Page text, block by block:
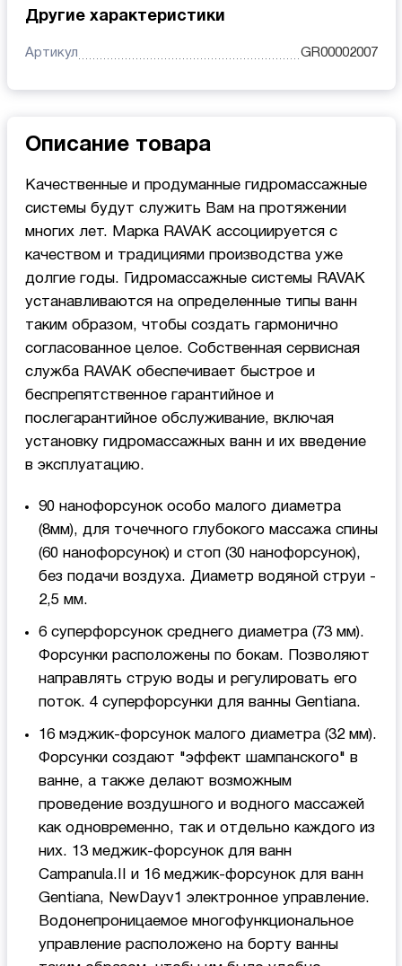
Другие характеристики
Артикул GR00002007
Описание товара
Качественные и продуманные гидромассажные
системы будут служить Вам на протяжении
многих лет. Марка RAVAK ассоциируется с
качеством и традициями производства уже
долгие годы. Гидромассажные системы RAVAK
устанавливаются на определенные типы ванн
таким образом, чтобы создать гармонично
согласованное целое. Собственная сервисная
служба RAVAK обеспечивает быстрое и
беспрепятственное гарантийное и
послегарантийное обслуживание, включая
установку гидромассажных ванн и их введение
в эксплуатацию.
90 нанофорсунок особо малого диаметра
(8мм), для точечного глубокого массажа спины
(60 нанофорсунок) и стоп (30 нанофорсунок),
без подачи воздуха. Диаметр водяной струи -
2,5 мм.
6 суперфорсунок среднего диаметра (73 мм).
Форсунки расположены по бокам. Позволяют
направлять струю воды и регулировать его
поток. 4 суперфорсунки для ванны Gentiana.
16 мэджик-форсунок малого диаметра (32 мм).
Форсунки создают "эффект шампанского" в
ванне, а также делают возможным
проведение воздушного и водного массажей
как одновременно, так и отдельно каждого из
них. 13 меджик-форсунок для ванн
Campanula.II и 16 меджик-форсунок для ванн
Gentiana, NewDayv1 электронное управление.
Водонепроницаемое многофункциональное
управление расположено на борту ванны